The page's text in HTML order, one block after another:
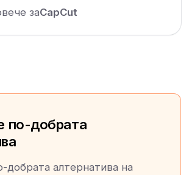
заCapCut
по-добрата
добрата алтернатива на